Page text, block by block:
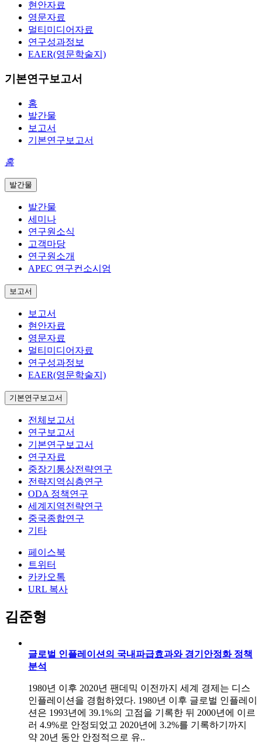
현안자료
영문자료
멀티미디어자료
연구성과정보
EAER(영문학술지)
기본연구보고서
홈
발간물
보고서
기본연구보고서
홈
발간물
발간물
세미나
연구원소식
고객마당
연구원소개
APEC 연구컨소시엄
보고서
보고서
현안자료
영문자료
멀티미디어자료
연구성과정보
EAER(영문학술지)
기본연구보고서
전체보고서
연구보고서
기본연구보고서
연구자료
중장기통상전략연구
전략지역심층연구
ODA 정책연구
세계지역전략연구
중국종합연구
기타
페이스북
트위터
카카오톡
URL 복사
김준형
글로벌 인플레이션의 국내파급효과와 경기안정화 정책
분석
1980년 이후 2020년 팬데믹 이전까지 세계 경제는 디스
인플레이션을 경험하였다. 1980년 이후 글로벌 인플레이
션은 1993년에 39.1%의 고점을 기록한 뒤 2000년에 이르
러 4.9%로 안정되었고 2020년에 3.2%를 기록하기까지
약 20년 동안 안정적으로 유..